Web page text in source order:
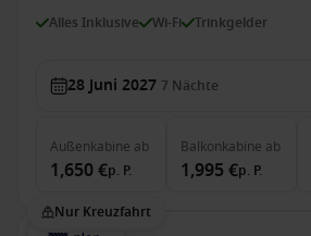
Alles Inklusive Wi-Fi Trinkgelder
28 Juni 2027 7 Nächte
Außenkabine ab
1,650 €p. P.
Balkonkabine ab
1,995 €p. P.
Nur Kreuzfahrt